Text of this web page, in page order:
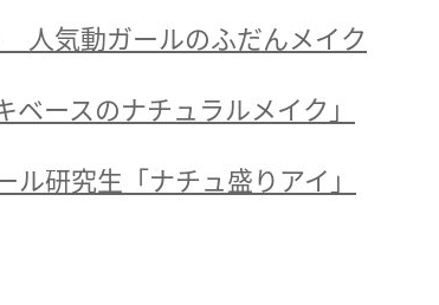
気動ガールのふだんメイク
ースのナチュラルメイク」
研究生「ナチュ盛りアイ」